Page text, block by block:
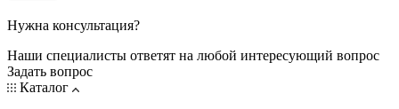
Нужна консультация?
Наши специалисты ответят на любой интересующий вопрос
Задать вопрос
Каталог